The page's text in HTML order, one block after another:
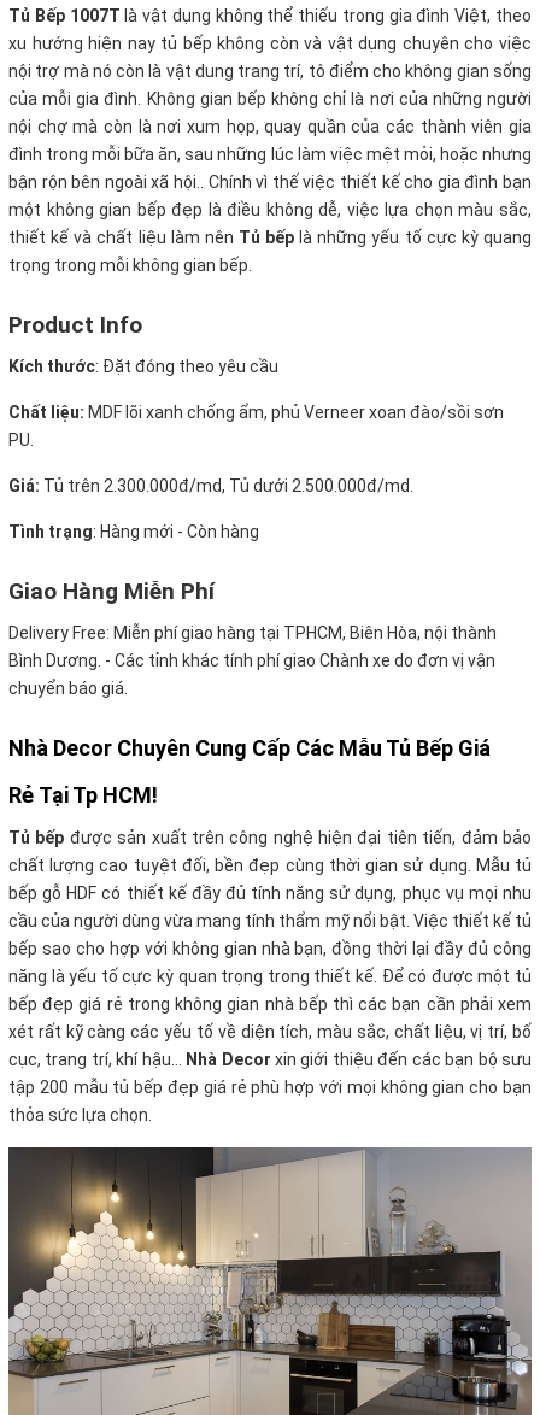
Tủ Bếp 1007T là vật dụng không thể thiếu trong gia đình Việt, theo
xu hướng hiện nay tủ bếp không còn và vật dụng chuyên cho việc
nội trợ mà nó còn là vật dung trang trí, tô điểm cho không gian sống
của mỗi gia đình. Không gian bếp không chỉ là nơi của những người
nội chợ mà còn là nơi xum họp, quay quần của các thành viên gia
đình trong mỗi bữa ăn, sau những lúc làm việc mệt mỏi, hoặc nhưng
bận rộn bên ngoài xã hội.. Chính vì thế việc thiết kế cho gia đình bạn
một không gian bếp đẹp là điều không dễ, việc lựa chọn màu sắc,
thiết kế và chất liệu làm nên Tủ bếp là những yếu tố cực kỳ quang
trọng trong mỗi không gian bếp.
Product Info
Kích thước: Đặt đóng theo yêu cầu
Chất liệu: MDF lõi xanh chống ẩm, phủ Verneer xoan đào/sồi sơn
PU.
Giá: Tủ trên 2.300.000đ/md, Tủ dưới 2.500.000đ/md.
Tình trạng: Hàng mới - Còn hàng
Giao Hàng Miễn Phí
Delivery Free: Miễn phí giao hàng tại TPHCM, Biên Hòa, nội thành
Bình Dương. - Các tỉnh khác tính phí giao Chành xe do đơn vị vận
chuyển báo giá.
Nhà Decor Chuyên Cung Cấp Các Mẫu Tủ Bếp Giá
Rẻ Tại Tp HCM!
Tủ bếp được sản xuất trên công nghệ hiện đại tiên tiến, đảm bảo
chất lượng cao tuyệt đối, bền đẹp cùng thời gian sử dụng. Mẫu tủ
bếp gỗ HDF có thiết kế đầy đủ tính năng sử dụng, phục vụ mọi nhu
cầu của người dùng vừa mang tính thẩm mỹ nổi bật. Việc thiết kế tủ
bếp sao cho hợp với không gian nhà bạn, đồng thời lại đầy đủ công
năng là yếu tố cực kỳ quan trọng trong thiết kế. Để có được một tủ
bếp đẹp giá rẻ trong không gian nhà bếp thì các bạn cần phải xem
xét rất kỹ càng các yếu tố về diện tích, màu sắc, chất liệu, vị trí, bố
cục, trang trí, khí hậu… Nhà Decor xin giới thiệu đến các bạn bộ sưu
tập 200 mẫu tủ bếp đẹp giá rẻ phù hợp với mọi không gian cho bạn
thỏa sức lựa chọn.